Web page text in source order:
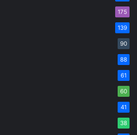
175
139
90
88
61
60
41
38